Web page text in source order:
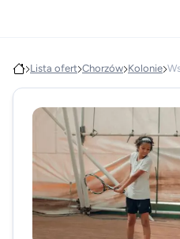
Lista ofert Chorzów Kolonie